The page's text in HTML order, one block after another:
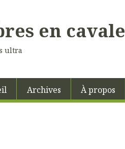
en cavale
ultra
Archives À propos